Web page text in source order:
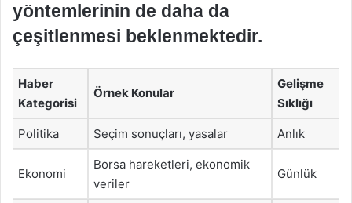
yöntemlerinin de daha da
çeşitlenmesi beklenmektedir.
Haber
Kategorisi
Örnek Konular
Gelişme
Sıklığı
Politika Seçim sonuçları, yasalar Anlık
Ekonomi
Borsa hareketleri, ekonomik
veriler
Günlük